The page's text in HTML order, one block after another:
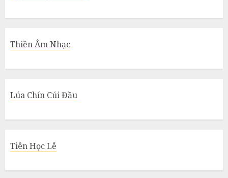
Thiền Âm Nhạc
Lúa Chín Cúi Đầu
Tiên Học Lễ